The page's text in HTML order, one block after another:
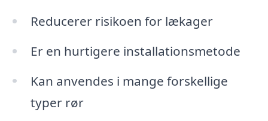
Reducerer risikoen for lækager
Er en hurtigere installationsmetode
Kan anvendes i mange forskellige
typer rør